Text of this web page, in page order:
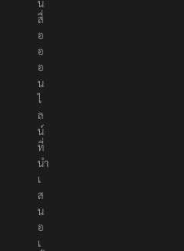
น
สื่
อ
อ
อ
น
ไ
ล
น์
ที่
นำ
เ
ส
น
อ
เ